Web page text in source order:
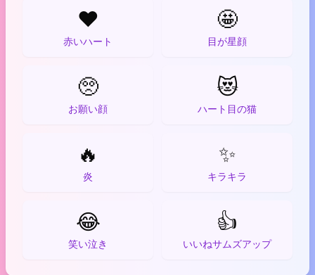
❤️
赤いハート
🤩
目が星顔
🥺
お願い顔
😻
ハート目の猫
🔥
炎
✨
キラキラ
😂
笑い泣き
👍
いいねサムズアップ